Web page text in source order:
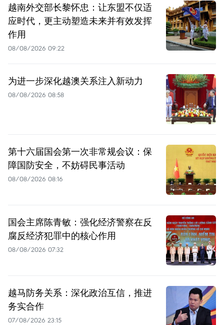
越南外交部长黎怀忠：让东盟不仅适
应时代，更主动塑造未来并有效发挥
作用
08/08/2026 09:22
为进一步深化越澳关系注入新动力
08/08/2026 08:58
第十六届国会第一次非常规会议：保
障国防安全，不妨碍民事活动
08/08/2026 08:16
国会主席陈青敏：强化经济警察在反
腐反经济犯罪中的核心作用
08/08/2026 07:32
越马防务关系：深化政治互信，推进
务实合作
07/08/2026 23:15